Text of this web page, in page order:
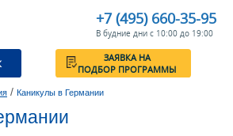
+7 (495) 660-35-95
В будние дни с 10:00 до 19:00
ЗАЯВКА НА
ПОДБОР ПРОГРАММЫ
/ Каникулы в Германии